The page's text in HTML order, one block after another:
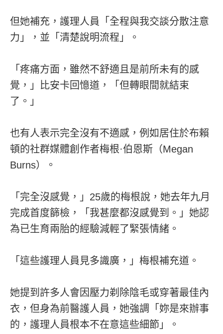
但她補充，護理人員「全程與我交談分散注意
力」，並「清楚說明流程」。
「疼痛方面，雖然不舒適且是前所未有的感
覺，」比安卡回憶道，「但轉眼間就結束
了。」
也有人表示完全沒有不適感，例如居住於布賴
頓的社群媒體創作者梅根·伯恩斯（Megan
Burns）。
「完全沒感覺，」25歲的梅根說，她去年九月
完成首度篩檢，「我甚麼都沒感覺到。」她認
為已生育兩胎的經驗減輕了緊張情緒。
「這些護理人員見多識廣，」梅根補充道。
她提到許多人會因壓力剃除陰毛或穿著最佳內
衣，但身為前醫護人員，她強調「妳是來辦事
的，護理人員根本不在意這些細節」。